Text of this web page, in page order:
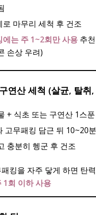
로 마무리 세척 후 건조
에는 주 1~2회만 사용추천
손상 우려)
연산 세척 (살균, 탈취
+ 식초 또는 구연산 1스푼
고무패킹 담근 뒤 10~20
충분히 헹군 후 건조
킹을 자주 닿게 하면 탄
1회 이하 사용